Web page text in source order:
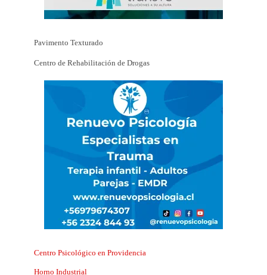
Pavimento Texturado
Centro de Rehabilitación de Drogas
Centro Psicológico en Providencia
Horno Industrial